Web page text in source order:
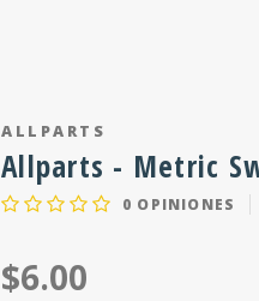
ALLPARTS
Allparts - Metric
0 OPINIONES
$6.00